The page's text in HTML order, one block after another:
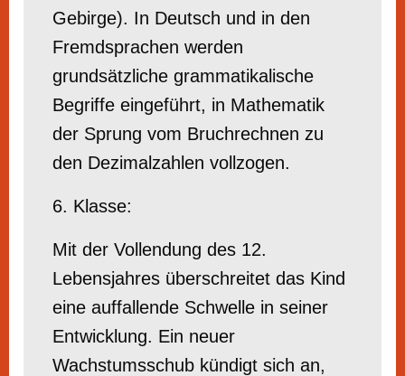
Gebirge). In Deutsch und in den
Fremdsprachen werden
grundsätzliche grammatikalische
Begriffe eingeführt, in Mathematik
der Sprung vom Bruchrechnen zu
den Dezimalzahlen vollzogen.
6. Klasse:
Mit der Vollendung des 12.
Lebensjahres überschreitet das Kind
eine auffallende Schwelle in seiner
Entwicklung. Ein neuer
Wachstumsschub kündigt sich an,